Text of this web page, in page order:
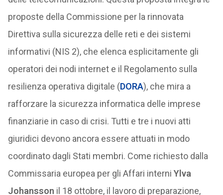
proposte della Commissione per la rinnovata
Direttiva sulla sicurezza delle reti e dei sistemi
informativi (NIS 2), che elenca esplicitamente gli
operatori dei nodi internet e il Regolamento sulla
resilienza operativa digitale (DORA), che mira a
rafforzare la sicurezza informatica delle imprese
finanziarie in caso di crisi. Tutti e tre i nuovi atti
giuridici devono ancora essere attuati in modo
coordinato dagli Stati membri. Come richiesto dalla
Commissaria europea per gli Affari interni Ylva
Johansson il 18 ottobre, il lavoro di preparazione,